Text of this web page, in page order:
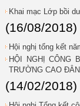
Khai mạc Lớp bồi
(16/08/2018)
Hội nghị tổng kết
HỘI NGHỊ CÔNG
TRƯỜNG CAO
(14/02/2018)